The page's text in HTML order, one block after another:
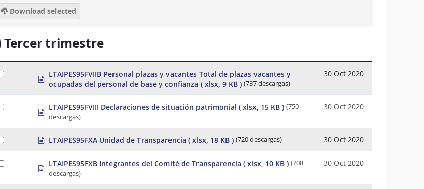
Download selected
C
a
r
e
a
Tercer trimestre
s
p
r
a
d
s
h
e
e
LTAIPES95FVIIB Personal plazas y vacantes Total de plazas vacantes y
ocupadas del personal de base y confianza ( xlsx, 9 KB ) (737 descargas)
30 Oct 2020
s
p
r
a
d
h
LTAIPES95FVIII Declaraciones de situación patrimonial ( xlsx, 15 KB ) (750
descargas)
30 Oct 2020
s
p
a
LTAIPES95FXA Unidad de Transparencia ( xlsx, 18 KB ) (720 descargas) 30 Oct 2020
s
p
r
LTAIPES95FXB Integrantes del Comité de Transparencia ( xlsx, 10 KB ) (708
descargas)
30 Oct 2020